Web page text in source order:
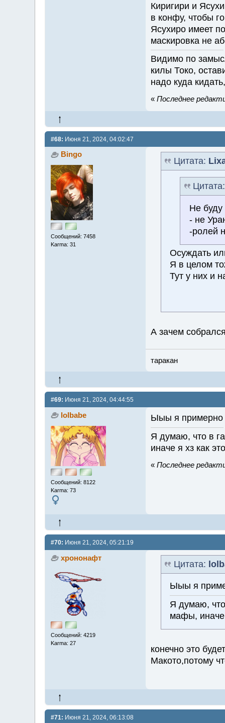
Киригири и
в конфу, чтобы
Ясухиро имеет
маскировка не
Видимо по
килы Токо,
надо куда
« Последнее
#68: Июня 21, 2024, 04:02:47
Bingo
Сообщений: 7458
Karma: 31
Цитата:
Не буду
- не
-ролей
Осуждать
Я в целом
Тут у них и
А зачем
таракан
#69: Июня 21, 2024, 04:44:55
lolbabe
Сообщений: 8122
Karma: 73
Ыыы я примерно
Я думаю, что в
иначе я хз как
« Последнее
#70: Июня 21, 2024, 05:21:19
хрононафт
Сообщений: 4219
Karma: 27
Цитата:
Ыыы я
Я думаю,
мафы, иначе
конечно это
Макото,потому
#71: Июня 21, 2024, 06:13:08